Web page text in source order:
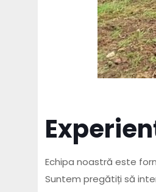
Echipa noastră este
Suntem pregătiți să